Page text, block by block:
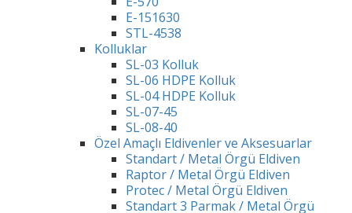
E-151630
STL-4538
Kolluklar
SL-03 Kolluk
SL-06 HDPE Kolluk
SL-04 HDPE Kolluk
SL-07-45
SL-08-40
Özel Amaçlı Eldivenler ve Aksesuarlar
Standart / Metal Örgü Eldiven
Raptor / Metal Örgü Eldiven
Protec / Metal Örgü Eldiven
Standart 3 Parmak / Metal Örgü